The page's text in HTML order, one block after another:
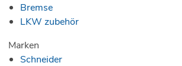
Bremse
LKW zubehör
Marken
Schneider